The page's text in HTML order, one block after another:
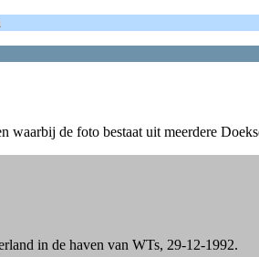
de foto bestaat uit meerdere
in de haven van WTs, 29-12-1992.